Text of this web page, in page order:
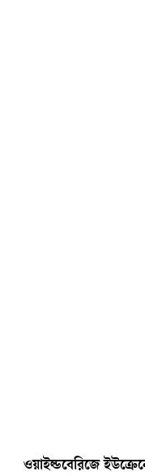
ওয়াইল্ডবেরিজে